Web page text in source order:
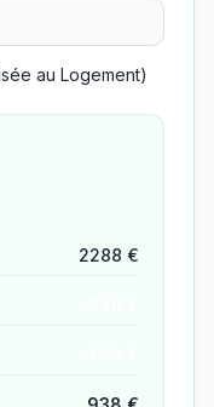
au Logement)
2288 €